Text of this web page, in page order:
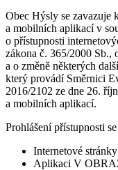
Obec Hýsly se zavazuje
a mobilních aplikací v
o přístupnosti
zákona č. 365/2000 Sb.,
a o změně některých
který provádí Směrnici
2016/2102 ze dne 26.
a mobilních aplikací.
Prohlášení přístupnosti
Internetové
Aplikaci V